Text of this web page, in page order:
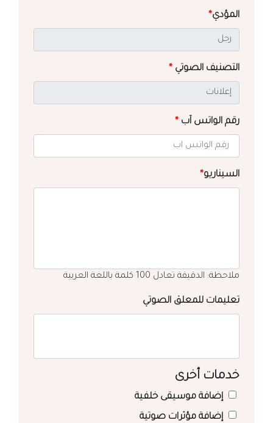
المؤدي*
التصنيف الصوتي *
رقم الواتس آب *
السيناريو*
ملاحظة: الدقيقة تعادل 100 كلمة باللغة العربية
تعليمات للمعلق الصوتي
خدمات أخرى
إضافة موسيقى خلفية
إضافة مؤثرات صوتية